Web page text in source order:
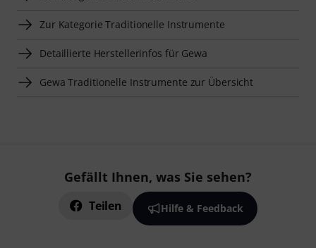
Zur Kategorie Traditionelle Instrumente
Detaillierte Herstellerinfos für Gewa
Gewa Traditionelle Instrumente zur Übersicht
Gefällt Ihnen, was Sie sehen?
Teilen Hilfe & Feedback